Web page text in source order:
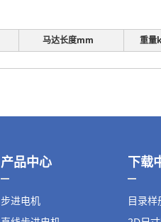
马达长度mm 重量
产品中心
步进电机
下载
目录样